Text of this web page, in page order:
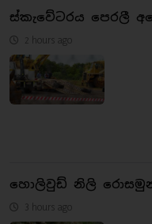
ස්කැවේටරය පෙරලී
2 hours ago
හොලිවුඩ් නිලි
3 hours ago